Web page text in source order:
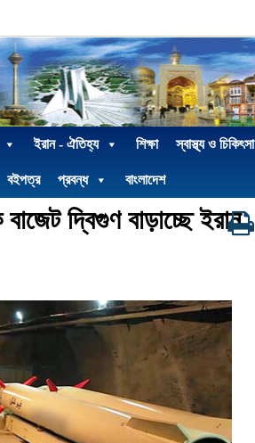
ইরান - ঐতিহ্য শিক্ষা স্বাস্থ্য ও চিকিৎসা
বইপত্র প্রবন্ধ বাংলাদেশ
দ্বিগুণ বাড়াচ্ছে ইরান